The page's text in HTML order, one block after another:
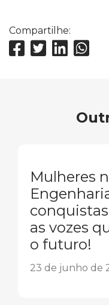
Compartilhe:
Mulheres
as vozes
o futuro!
23 de junho de